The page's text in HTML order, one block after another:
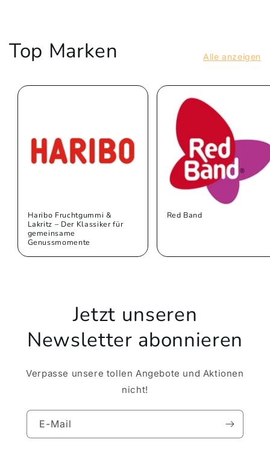
Top Marken Alle anzeigen
Haribo Fruchtgummi &
Lakritz – Der Klassiker für
gemeinsame
Genussmomente
Red Band
Jetzt unseren
Newsletter abonnieren
Verpasse unsere tollen Angebote und Aktionen
nicht!
E-Mail